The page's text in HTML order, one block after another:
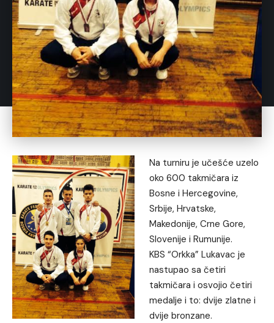
Na turniru je učešće uzelo
oko 600 takmičara iz
Bosne i Hercegovine,
Srbije, Hrvatske,
Makedonije, Crne Gore,
Slovenije i Rumunije.
KBS “Orkka” Lukavac je
nastupao sa četiri
takmičara i osvojio četiri
medalje i to: dvije zlatne i
dvije bronzane.